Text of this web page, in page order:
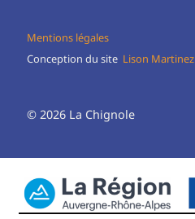
Mentions légales
Conception du site Lison Martinez
© 2026 La Chignole